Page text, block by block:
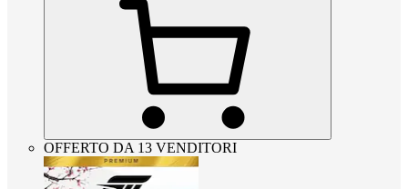
OFFERTO DA 13 VENDITORI